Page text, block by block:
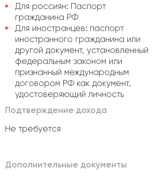
Для россиян: Паспорт
гражданина РФ
Для иностранцев: паспорт
иностранного гражданина или
другой документ, установленный
федеральным законом или
признанный международным
договором РФ как документ,
удостоверяющий личность
Подтверждение дохода
Не требуется
Дополнительные документы